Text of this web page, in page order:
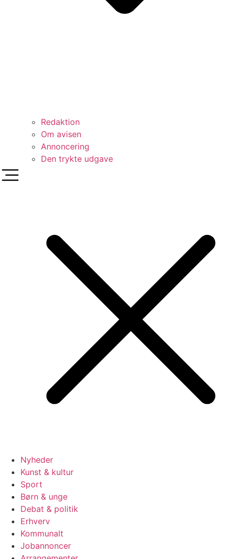
Redaktion
Om avisen
Annoncering
Den trykte udgave
Nyheder
Kunst & kultur
Sport
Børn & unge
Debat & politik
Erhverv
Kommunalt
Jobannoncer